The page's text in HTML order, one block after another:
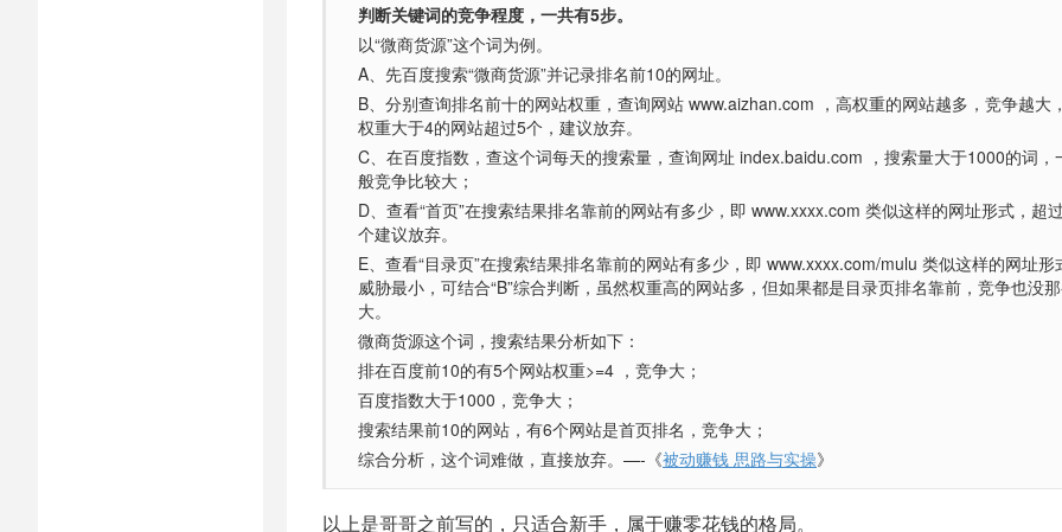
判断关键词的竞争程度，一共有5步。
以“微商货源”这个词为例。
A、先百度搜索“微商货源”并记录排名前10的网址。
B、分别查询排名前十的网站权重，查询网站 www.aizhan.com ，高权重的网站越多，竞争越大
权重大于4的网站超过5个，建议放弃。
C、在百度指数，查这个词每天的搜索量，查询网址 index.baidu.com ，搜索量大于1000的词，
般竞争比较大；
D、查看“首页”在搜索结果排名靠前的网站有多少，即 www.xxxx.com 类似这样的网址形式，超
个建议放弃。
E、查看“目录页”在搜索结果排名靠前的网站有多少，即 www.xxxx.com/mulu 类似这样的网址形
威胁最小，可结合“B”综合判断，虽然权重高的网站多，但如果都是目录页排名靠前，竞争也没
大。
微商货源这个词，搜索结果分析如下：
排在百度前10的有5个网站权重>=4 ，竞争大；
百度指数大于1000，竞争大；
搜索结果前10的网站，有6个网站是首页排名，竞争大；
综合分析，这个词难做，直接放弃。—-《被动赚钱 思路与实操》
以上是哥哥之前写的，只适合新手，属于赚零花钱的格局。